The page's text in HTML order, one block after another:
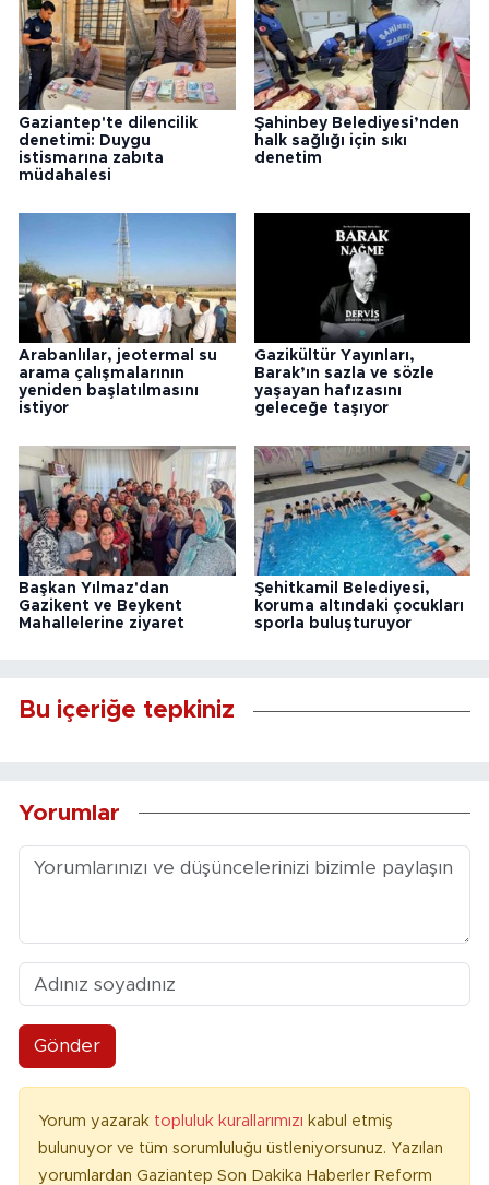
Gaziantep'te dilencilik
denetimi: Duygu
istismarına zabıta
müdahalesi
Şahinbey Belediyesi’nden
halk sağlığı için sıkı
denetim
Arabanlılar, jeotermal su
arama çalışmalarının
yeniden başlatılmasını
istiyor
Gazikültür Yayınları,
Barak’ın sazla ve sözle
yaşayan hafızasını
geleceğe taşıyor
Başkan Yılmaz'dan
Gazikent ve Beykent
Mahallelerine ziyaret
Şehitkamil Belediyesi,
koruma altındaki çocukları
sporla buluşturuyor
Bu içeriğe tepkiniz
Yorumlar
Gönder
Yorum yazarak topluluk kurallarımızı kabul etmiş
bulunuyor ve tüm sorumluluğu üstleniyorsunuz. Yazılan
yorumlardan Gaziantep Son Dakika Haberler Reform